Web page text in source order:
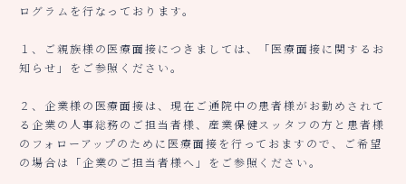
ログラムを行なっております。
１、ご親族様の医療面接につきましては、「医療面接に関するお
知らせ」をご参照ください。
２、企業様の医療面接は、現在ご通院中の患者様がお勤めされて
る企業の人事総務のご担当者様、産業保健スッタフの方と患者様
のフォローアップのために医療面接を行っておますので、ご希望
の場合は「企業のご担当者様へ」をご参照ください。